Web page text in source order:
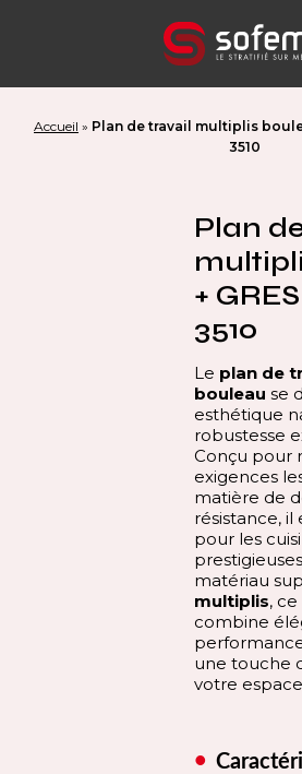
Accueil » Plan de travail multiplis
3510
Plan
+
3510
Le plan de
bouleau se
esthétique
robustesse
Conçu pour
exigences
matière de
résistance, il
pour les
matériau
multiplis,
combine
une touche
votre